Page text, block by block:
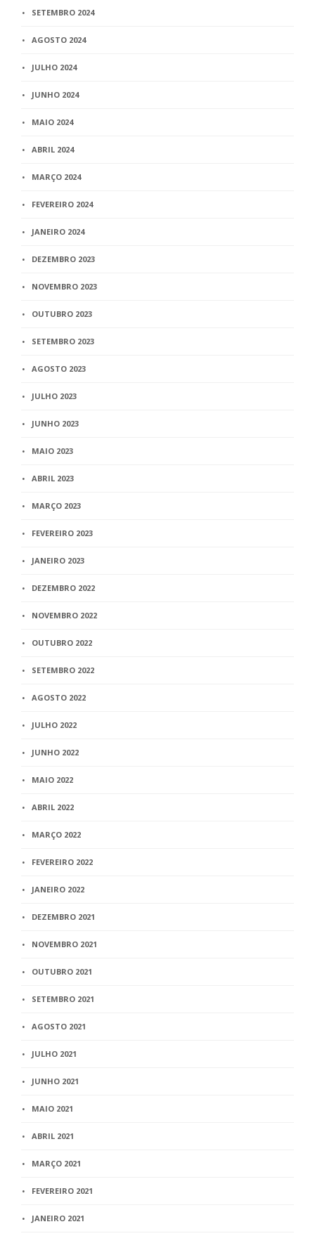
SETEMBRO 2024
AGOSTO 2024
JULHO 2024
JUNHO 2024
MAIO 2024
ABRIL 2024
MARÇO 2024
FEVEREIRO 2024
JANEIRO 2024
DEZEMBRO 2023
NOVEMBRO 2023
OUTUBRO 2023
SETEMBRO 2023
AGOSTO 2023
JULHO 2023
JUNHO 2023
MAIO 2023
ABRIL 2023
MARÇO 2023
FEVEREIRO 2023
JANEIRO 2023
DEZEMBRO 2022
NOVEMBRO 2022
OUTUBRO 2022
SETEMBRO 2022
AGOSTO 2022
JULHO 2022
JUNHO 2022
MAIO 2022
ABRIL 2022
MARÇO 2022
FEVEREIRO 2022
JANEIRO 2022
DEZEMBRO 2021
NOVEMBRO 2021
OUTUBRO 2021
SETEMBRO 2021
AGOSTO 2021
JULHO 2021
JUNHO 2021
MAIO 2021
ABRIL 2021
MARÇO 2021
FEVEREIRO 2021
JANEIRO 2021